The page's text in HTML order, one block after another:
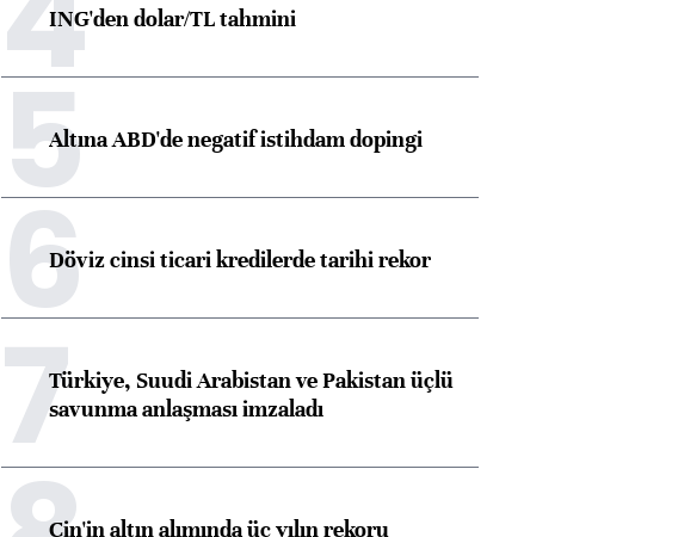
konusunda Unicredit ile
ING'den dolar/TL tahmini
5Altına ABD'de negatif istihdam dopingi
6Döviz cinsi ticari kredilerde tarihi rekor
7Türkiye, Suudi Arabistan ve Pakistan üçlü
savunma anlaşması imzaladı
Çin'in altın alımında üç yılın rekoru